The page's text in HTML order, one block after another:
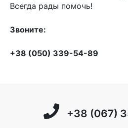
Всегда рады помочь!
Звоните:
+38 (050) 339-54-89
+38 (067)